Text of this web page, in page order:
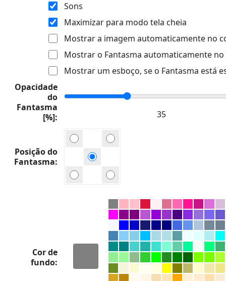
Sons
Maximizar para modo tela cheia
Mostrar a imagem automaticamente no
Mostrar o Fantasma automaticamente no
Mostrar um esboço, se o Fantasma está
Opacidade
do
Fantasma
[%]
Posição do
Fantasma
Cor de
fundo